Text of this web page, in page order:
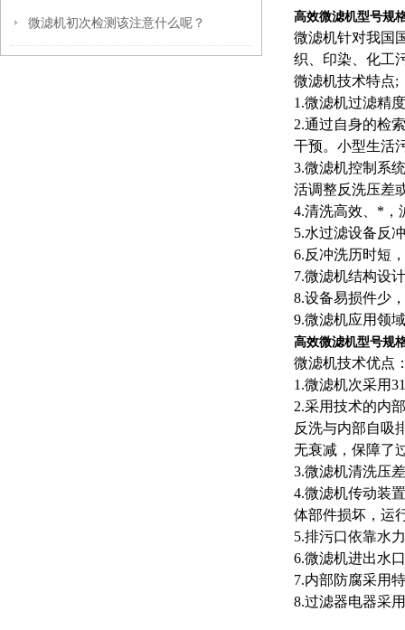
微滤机初次检测该注意什么呢？ 高效微滤机型号规
微滤机针对我国
织、印染、化工
微滤机技术特点;
1.微滤机过滤精
2.通过自身的检
干预。小型生活
3.微滤机控制系
活调整反洗压差
4.清洗高效、*，
5.水过滤设备反
6.反冲洗历时短
7.微滤机结构设
8.设备易损件少
9.微滤机应用领
高效微滤机型号规
微滤机技术优点
1.微滤机次采用
2.采用技术的内
反洗与内部自吸
无衰减，保障了
3.微滤机清洗压
4.微滤机传动装
体部件损坏，运
5.排污口依靠水
6.微滤机进出水
7.内部防腐采用
8.过滤器电器采